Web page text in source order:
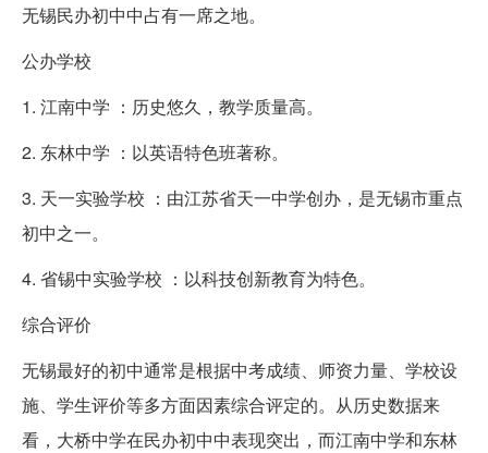
无锡民办初中中占有一席之地。
公办学校
1. 江南中学 ：历史悠久，教学质量高。
2. 东林中学 ：以英语特色班著称。
3. 天一实验学校 ：由江苏省天一中学创办，是无锡市重点
初中之一。
4. 省锡中实验学校 ：以科技创新教育为特色。
综合评价
无锡最好的初中通常是根据中考成绩、师资力量、学校设
施、学生评价等多方面因素综合评定的。从历史数据来
看，大桥中学在民办初中中表现突出，而江南中学和东林